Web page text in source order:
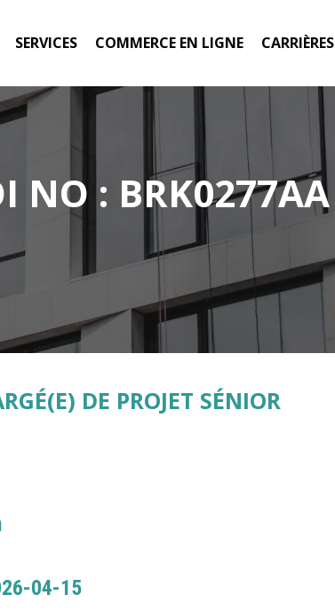
SERVICES COMMERCE EN LIGNE CARRIÈRES
NO : BRK0277AA
DE PROJET SÉNIOR
04-15